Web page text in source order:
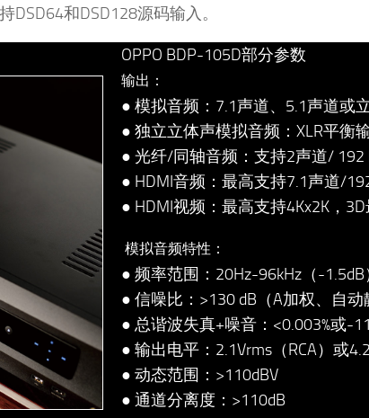
DSD64和DSD128源码输入。
OPPO BDP-105D部分参数
输出：
● 模拟音频：7.1声道、5.1声道或
● 独立立体声模拟音频：XLR平衡
● 光纤/同轴音频：支持2声道/ 192
● HDMI音频：最高支持7.1声道/
● HDMI视频：最高支持4Kx2K，
模拟音频特性：
● 频率范围：20Hz-96kHz（-1.5dB
● 信噪比：>130 dB（A加权、自动
● 总谐波失真+噪音：<0.003%或-
● 输出电平：2.1Vrms（RCA）或
● 动态范围：>110dBV
● 通道分离度：>110dB